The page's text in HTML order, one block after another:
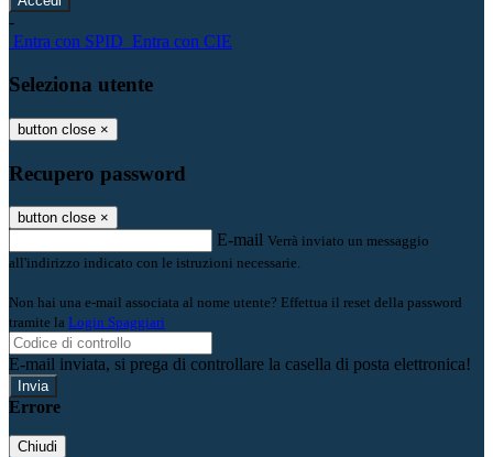
-
Entra con SPID Entra con CIE
Seleziona utente
button close ×
Recupero password
button close ×
E-mail Verrà inviato un messaggio
all'indirizzo indicato con le istruzioni necessarie.
Non hai una e-mail associata al nome utente? Effettua il reset della password
tramite la Login Spaggiari
E-mail inviata, si prega di controllare la casella di posta elettronica!
Errore
Chiudi